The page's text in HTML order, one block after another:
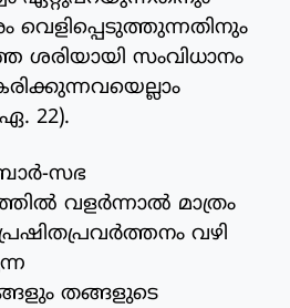
വെളിപ്പെടുത്തുന്നതിനും
ശരിയായി സംവിധാനം
22).
സഭ
വളര്‍ന്നാല്‍ മാത്രം
വഴി
തങ്ങളുടെ